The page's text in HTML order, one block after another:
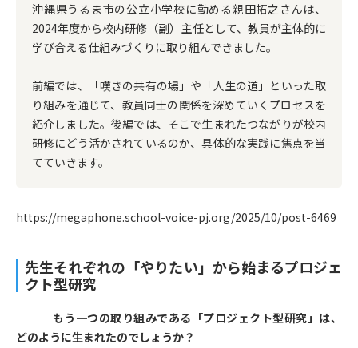
沖縄県うるま市の公立小学校に勤める親田拓之さんは、
2024年度から校内研修（副）主任として、教員が主体的に
学び合える仕組みづくりに取り組んできました。
前編では、「嘆きの共有の場」や「人生の道」といった取
り組みを通じて、教員同士の関係を深めていくプロセスを
紹介しました。後編では、そこで生まれたつながりが校内
研修にどう活かされているのか、具体的な実践に焦点を当
てていきます。
https://megaphone.school-voice-pj.org/2025/10/post-6469
先生それぞれの「やりたい」から始まるプロジェ
クト型研究
——— もう一つの取り組みである「プロジェクト型研究」は、
どのように生まれたのでしょうか？